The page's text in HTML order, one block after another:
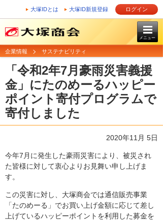
大塚IDとは 大塚ID新規登録 ログイン
メニュー
企業情報 サステナビリティ
「令和2年7月豪雨災害義援
金」にたのめーるハッピー
ポイント寄付プログラムで
寄付しました
2020年11月 5日
今年7月に発生した豪雨災害により、被災され
た皆様に対して衷心よりお見舞い申し上げま
す。
この災害に対し、大塚商会では通信販売事業
「たのめーる」でお買い上げ金額に応じて差し
上げているハッピーポイントを利用した募金を